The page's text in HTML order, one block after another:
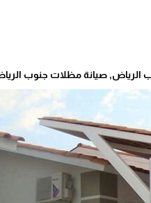
صيانة مظلات جنوب